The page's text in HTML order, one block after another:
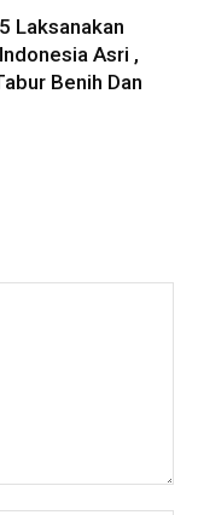
Laksanakan
Asri ,
Benih Dan